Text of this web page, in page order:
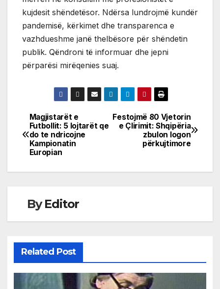
kujdesit shëndetësor. Ndërsa lundrojmë kundër
pandemisë, kërkimet dhe transparenca e
vazhdueshme janë thelbësore për shëndetin
publik. Qëndroni të informuar dhe jepni
përparësi mirëqenies suaj.
Post
navigation
Festojmë 80 Vjetorin
e Çlirimit: Shqipëria
zbulon logon
përkujtimore
Magjistarët e
Futbollit: 5 lojtarët qe
do te ndricojne
Kampionatin
Europian
ByEditor
Related Post